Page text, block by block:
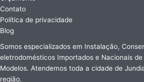
Contato
Política de privacidade
Blog
Somos especializados em Instalação,
eletrodomésticos Importados e Nacionais
Modelos. Atendemos toda a cidade de
região.